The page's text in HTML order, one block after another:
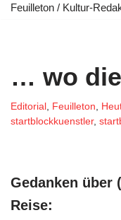
Feuilleton / Kultur-
… wo
Editorial , Feuilleton,
startblockkuenstler,
Gedanken über
Reise: